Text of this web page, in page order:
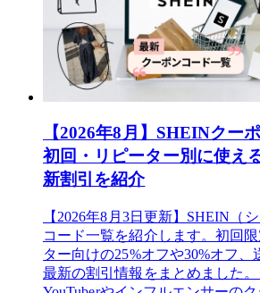
【2026年8月】SHEINクー
初回・リピーター別に使え
新割引を紹介
【2026年8月3日更新】SHEIN（
コード一覧を紹介します。初回
ター向けの25%オフや30%オフ、
最新の割引情報をまとめました